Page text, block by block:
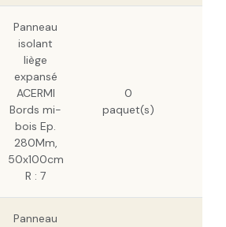
Panneau
isolant
liège
expansé
ACERMI
Bords mi-
bois Ep.
280Mm,
50x100cm
R : 7
0
paquet(s)
Panneau